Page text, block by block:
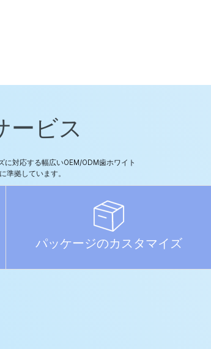
ービス
対応する幅広いOEM/ODM歯ホワイト
準拠しています。
パッケージのカスタマイズ